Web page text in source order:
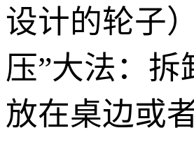
设计的轮子
压”大法：
放在桌边或